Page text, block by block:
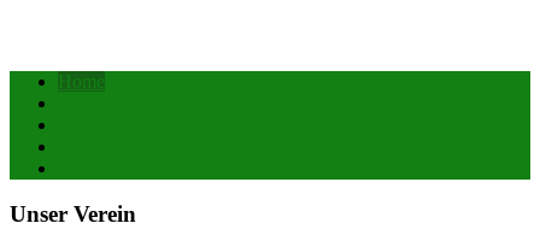
Home
Unser Verein